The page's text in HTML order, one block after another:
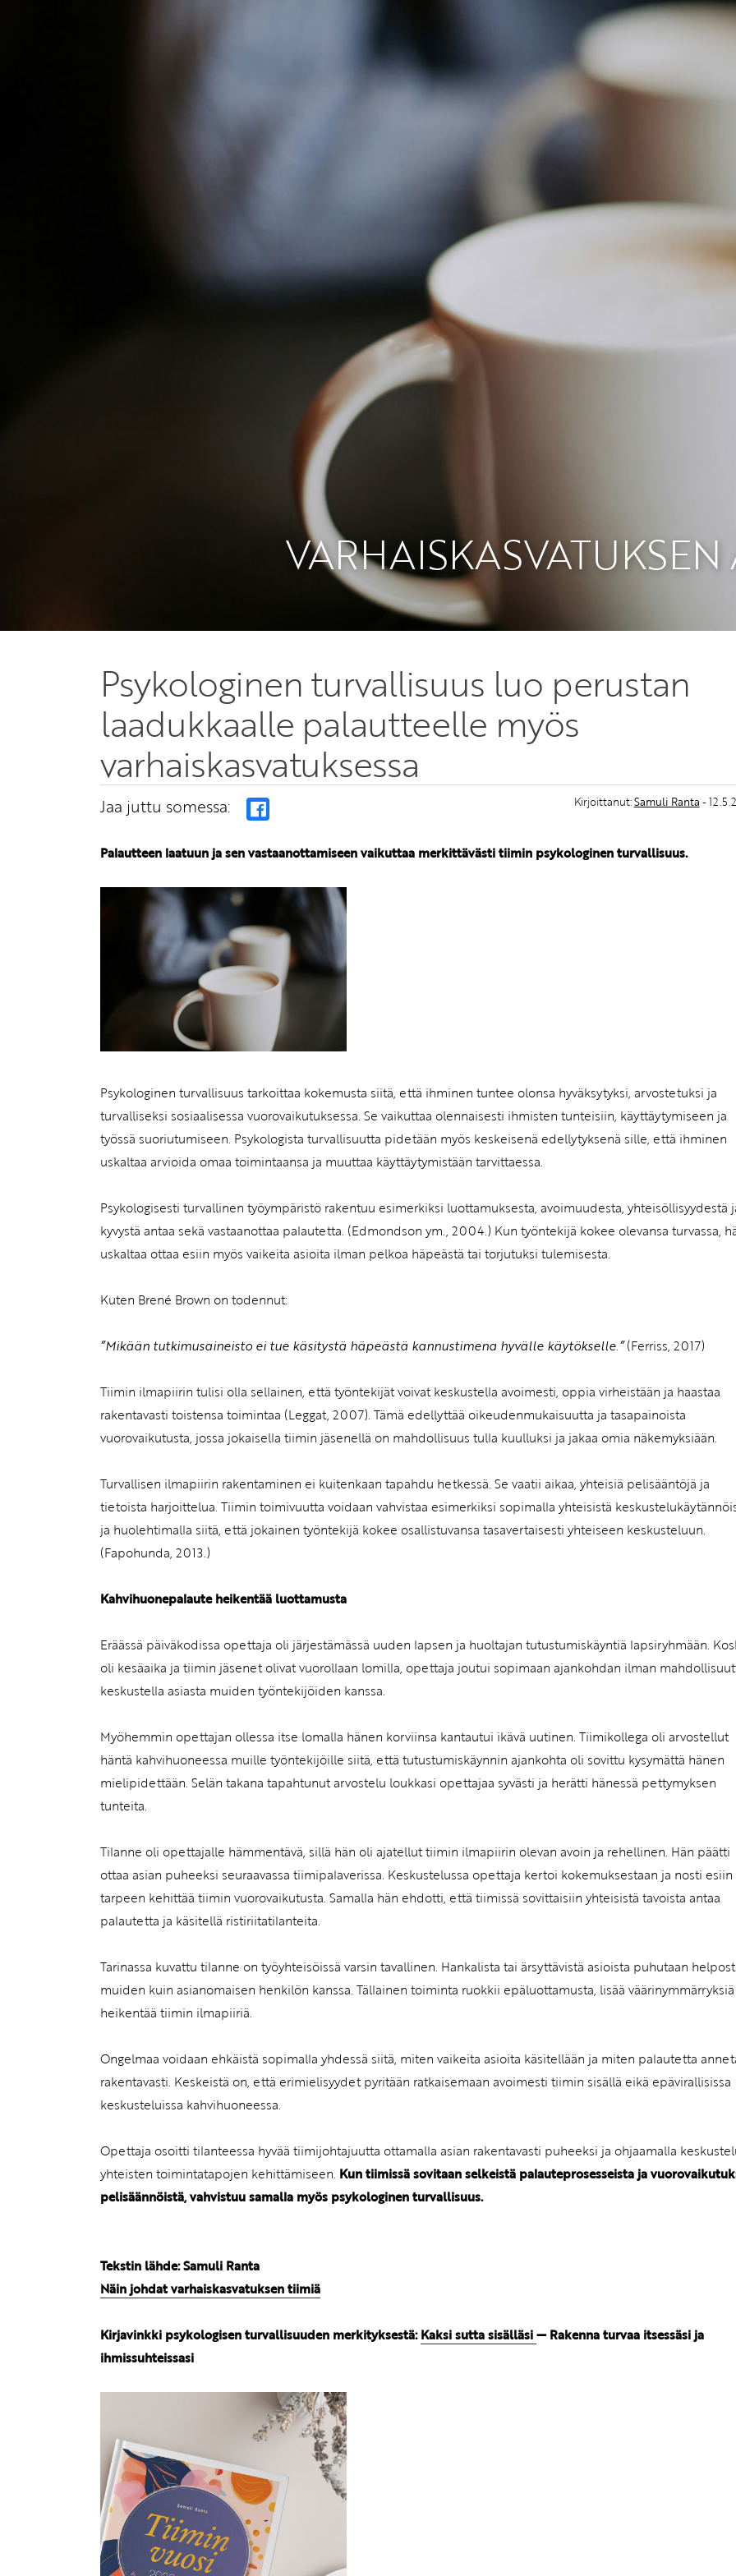
Etkö ole vielä
Liity tästä!
VARHAISKASVATUKSEN
Psykologinen turvallisuus luo perustan
laadukkaalle palautteelle myös
varhaiskasvatuksessa
Jaa juttu somessa: Kirjoittanut:Samuli Ranta -
Palautteen laatuun ja sen vastaanottamiseen vaikuttaa merkittävästi tiimin psykologinen turvallisuus.
Psykologinen turvallisuus tarkoittaa kokemusta siitä, että ihminen tuntee olonsa hyväksytyksi, arvostetuksi ja
turvalliseksi sosiaalisessa vuorovaikutuksessa. Se vaikuttaa olennaisesti ihmisten tunteisiin, käyttäytymiseen ja
työssä suoriutumiseen. Psykologista turvallisuutta pidetään myös keskeisenä edellytyksenä sille, että ihminen
uskaltaa arvioida omaa toimintaansa ja muuttaa käyttäytymistään tarvittaessa.
Psykologisesti turvallinen työympäristö rakentuu esimerkiksi luottamuksesta, avoimuudesta, yhteisöllisyydestä
kyvystä antaa sekä vastaanottaa palautetta. (Edmondson ym., 2004.) Kun työntekijä kokee olevansa turvassa,
uskaltaa ottaa esiin myös vaikeita asioita ilman pelkoa häpeästä tai torjutuksi tulemisesta.
Kuten Brené Brown on todennut:
”Mikään tutkimusaineisto ei tue käsitystä häpeästä kannustimena hyvälle käytökselle.”(Ferriss, 2017)
Tiimin ilmapiirin tulisi olla sellainen, että työntekijät voivat keskustella avoimesti, oppia virheistään ja haastaa
rakentavasti toistensa toimintaa (Leggat, 2007). Tämä edellyttää oikeudenmukaisuutta ja tasapainoista
vuorovaikutusta, jossa jokaisella tiimin jäsenellä on mahdollisuus tulla kuulluksi ja jakaa omia näkemyksiään.
Turvallisen ilmapiirin rakentaminen ei kuitenkaan tapahdu hetkessä. Se vaatii aikaa, yhteisiä pelisääntöjä ja
tietoista harjoittelua. Tiimin toimivuutta voidaan vahvistaa esimerkiksi sopimalla yhteisistä
ja huolehtimalla siitä, että jokainen työntekijä kokee osallistuvansa tasavertaisesti yhteiseen keskusteluun.
(Fapohunda, 2013.)
Kahvihuonepalaute heikentää luottamusta
Eräässä päiväkodissa opettaja oli järjestämässä uuden lapsen ja huoltajan tutustumiskäyntiä lapsiryhmään.
oli kesäaika ja tiimin jäsenet olivat vuorollaan lomilla, opettaja joutui sopimaan ajankohdan ilman
keskustella asiasta muiden työntekijöiden kanssa.
Myöhemmin opettajan ollessa itse lomalla hänen korviinsa kantautui ikävä uutinen. Tiimikollega oli arvostellut
häntä kahvihuoneessa muille työntekijöille siitä, että tutustumiskäynnin ajankohta oli sovittu kysymättä hänen
mielipidettään. Selän takana tapahtunut arvostelu loukkasi opettajaa syvästi ja herätti hänessä pettymyksen
tunteita.
Tilanne oli opettajalle hämmentävä, sillä hän oli ajatellut tiimin ilmapiirin olevan avoin ja rehellinen. Hän päätti
ottaa asian puheeksi seuraavassa tiimipalaverissa. Keskustelussa opettaja kertoi kokemuksestaan ja nosti esiin
tarpeen kehittää tiimin vuorovaikutusta. Samalla hän ehdotti, että tiimissä sovittaisiin yhteisistä tavoista antaa
palautetta ja käsitellä ristiriitatilanteita.
Tarinassa kuvattu tilanne on työyhteisöissä varsin tavallinen. Hankalista tai ärsyttävistä asioista puhutaan
muiden kuin asianomaisen henkilön kanssa. Tällainen toiminta ruokkii epäluottamusta, lisää
heikentää tiimin ilmapiiriä.
Ongelmaa voidaan ehkäistä sopimalla yhdessä siitä, miten vaikeita asioita käsitellään ja miten palautetta
rakentavasti. Keskeistä on, että erimielisyydet pyritään ratkaisemaan avoimesti tiimin sisällä eikä epävirallisissa
keskusteluissa kahvihuoneessa.
Opettaja osoitti tilanteessa hyvää tiimijohtajuutta ottamalla asian rakentavasti puheeksi ja ohjaamalla
yhteisten toimintatapojen kehittämiseen. Kun tiimissä sovitaan selkeistä palauteprosesseista ja
pelisäännöistä, vahvistuu samalla myös psykologinen turvallisuus.
Tekstin lähde: Samuli Ranta
Näin johdat varhaiskasvatuksen tiimiä
Kirjavinkki psykologisen turvallisuuden merkityksestä:Kaksi sutta sisälläsi— Rakenna turvaa itsessäsi ja
ihmissuhteissasi